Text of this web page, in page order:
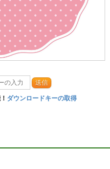
送信
ダウンロードキーの取得